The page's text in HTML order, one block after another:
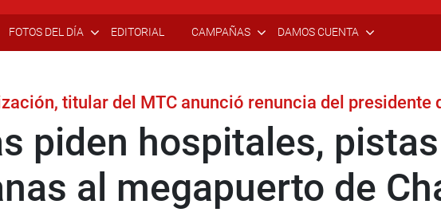
FOTOS DEL DÍA EDITORIAL CAMPAÑAS DAMOS CUENTA
titular del MTC anunció renuncia del
piden hospitales,
al megapuerto de